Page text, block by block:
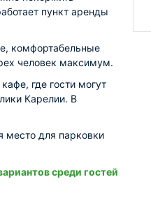
пункт аренды
комфортабельные
человек максимум.
где гости могут
Карелии. В
место для парковки
среди гостей